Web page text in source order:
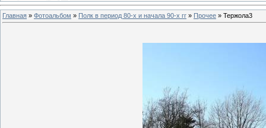
Главная » Фотоальбом » Полк в период 80-х и начала 90-х гг » Прочее » Тержола3